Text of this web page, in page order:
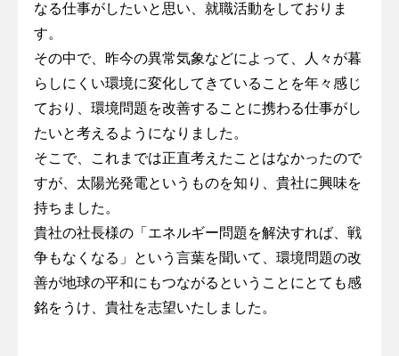
なる仕事がしたいと思い、就職活動をしておりま
す。
その中で、昨今の異常気象などによって、人々が暮
らしにくい環境に変化してきていることを年々感じ
ており、環境問題を改善することに携わる仕事がし
たいと考えるようになりました。
そこで、これまでは正直考えたことはなかったので
すが、太陽光発電というものを知り、貴社に興味を
持ちました。
貴社の社長様の「エネルギー問題を解決すれば、戦
争もなくなる」という言葉を聞いて、環境問題の改
善が地球の平和にもつながるということにとても感
銘をうけ、貴社を志望いたしました。